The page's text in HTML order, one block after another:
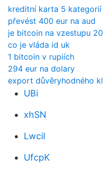
kreditní karta 5 kategorií
převést 400 eur na aud
je bitcoin na vzestupu
co je vláda id uk
1 bitcoin v rupiích
294 eur na dolary
export důvěryhodného
UBi
xhSN
LwciI
UfcpK